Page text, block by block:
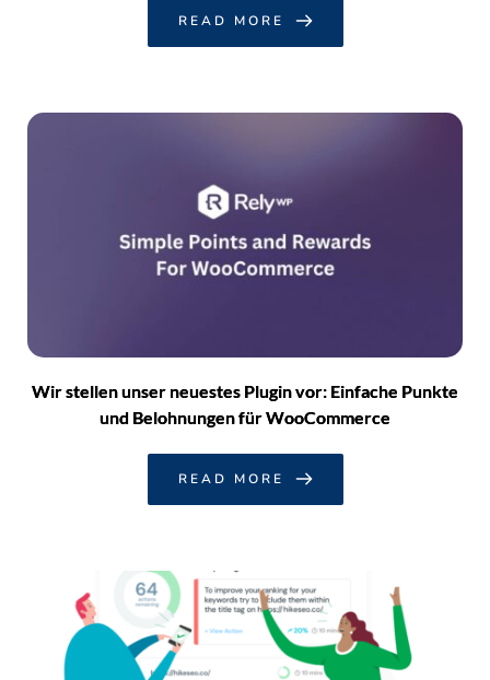
READ MORE
Wir stellen unser neuestes Plugin vor: Einfache Punkte
und Belohnungen für WooCommerce
READ MORE